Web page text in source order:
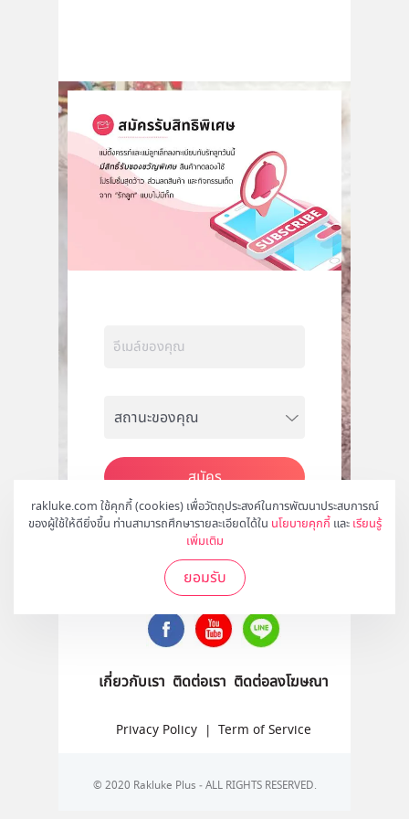
rakluke.com ใช้คุกกี้ (cookies) เพื่อวัตถุประสงค์ในการพัฒนาประสบการณ์
ของผู้ใช้ให้ดียิ่งขึ้น ท่านสามารถศึกษารายละเอียดได้ใน นโยบายคุกกี้ และ เรียนรู้
เพิ่มเติม
ยอมรับ
สมัคร
ติดตามเราได้ที่
เกี่ยวกับเรา ติดต่อเรา ติดต่อลงโฆษณา
Privacy Policy | Term of Service
© 2020 Rakluke Plus - ALL RIGHTS RESERVED.